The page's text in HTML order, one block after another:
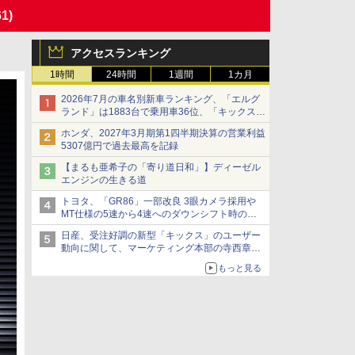
アクセスランキング
1時間 24時間 1週間 1カ月
2026年7月の車名別新車ランキング、「エルグ
ランド」は1883台で乗用車36位、「キックス」
は2591台で27位に
ホンダ、2027年3月期第1四半期決算の営業利益
5307億円で過去最高を記録
【まるも亜希子の「寄り道日和」】ディーゼル
エンジンの生きる道
トヨタ、「GR86」一部改良 3眼カメラ採用や
MT仕様の5速から4速へのダウンシフト時の操
作性向上など
日産、受注好調の新型「キックス」のユーザー
動向に関して、マーケティング本部の寺西章氏
もっと見る